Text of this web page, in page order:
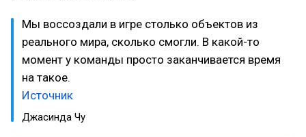
Мы воссоздали в игре столько объектов из
реального мира, сколько смогли. В какой-то
момент у команды просто заканчивается время
на такое.
Источник
Джасинда Чу